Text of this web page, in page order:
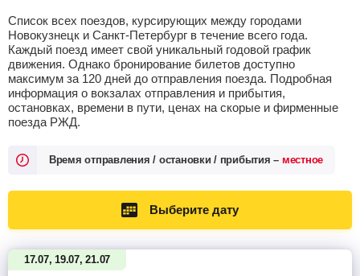
Список всех поездов, курсирующих между городами
Новокузнецк и Санкт-Петербург в течение всего года.
Каждый поезд имеет свой уникальный годовой график
движения. Однако бронирование билетов доступно
максимум за 120 дней до отправления поезда. Подробная
информация о вокзалах отправления и прибытия,
остановках, времени в пути, ценах на скорые и фирменные
поезда РЖД.
Время отправления / остановки / прибытия – местное
Выберите дату
17.07, 19.07, 21.07